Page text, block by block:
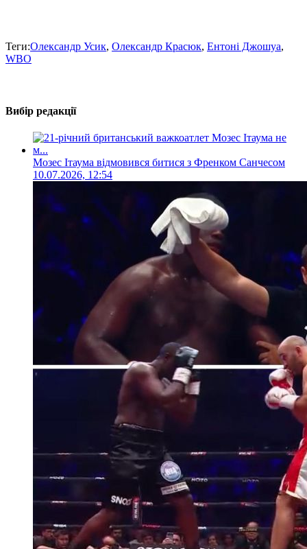
Теги:Олександр Усик, Олександр Красюк, Ентоні Джошуа,
WBO
Вибір редакції
Мозес Ітаума відмовився битися з Френком Санчесом
10.07.2026, 12:54